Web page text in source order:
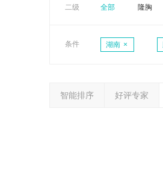
二级 全部 隆胸
条件 湖南 ×
智能排序 好评专家